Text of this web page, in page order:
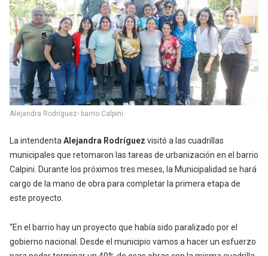
Alejandra Rodríguez- barrio Calpini
La intendentaAlejandra Rodríguez visitó a las cuadrillas
municipales que retomaron las tareas de urbanización en el barrio
Calpini. Durante los próximos tres meses, la Municipalidad se hará
cargo de la mano de obra para completar la primera etapa de
este proyecto.
“En el barrio hay un proyecto que había sido paralizado por el
gobierno nacional. Desde el municipio vamos a hacer un esfuerzo